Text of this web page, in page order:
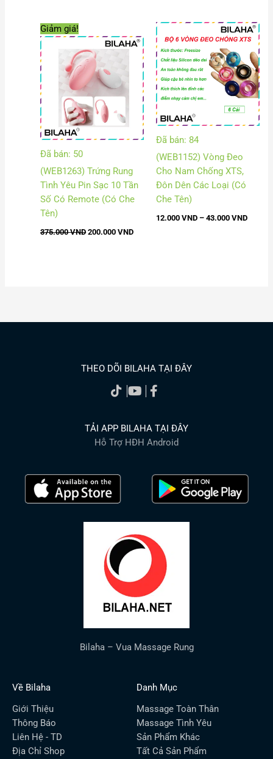
Giảm giá!
Đã bán: 50
(WEB1263) Trứng Rung
Tình Yêu Pin Sạc 10 Tần
Số Có Remote (Có Che
Tên)
375.000VND
gốc
là:
375.000 VND.
200.000VND
hiện
tại
200.000 VND.
Đã bán: 84
(WEB1152) Vòng Đeo
Cho Nam Chống XTS,
Đôn Dên Các Loại (Có
Che Tên)
12.000 VND – 43.000 VND
Khoảng
giá:
12.000
đến
43.000
THEO DÕI BILAHA TẠI ĐÂY
TẢI APP BILAHA TẠI ĐÂY
Hỗ Trợ HĐH Android
Bilaha – Vua Massage Rung
Về Bilaha
Giới Thiệu
Thông Báo
Liên Hệ - TD
Địa Chỉ Shop
Danh Mục
Massage Toàn Thân
Massage Tình Yêu
Sản Phẩm Khác
Tất Cả Sản Phẩm